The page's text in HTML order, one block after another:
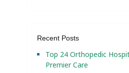
Recent Posts
Top 24 Orthopedic
Premier Care